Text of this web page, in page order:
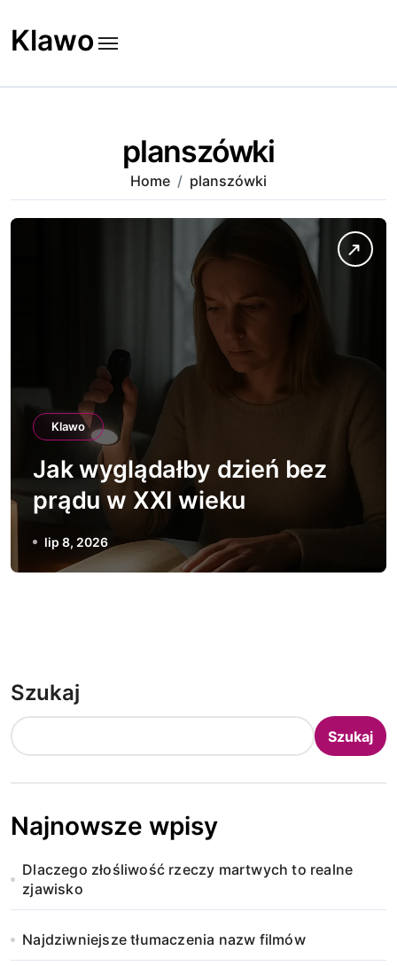
to
content
Klawo
planszówki
Home planszówki
Klawo
Jak wyglądałby dzień bez
prądu w XXI wieku
lip 8, 2026
Szukaj
Szukaj
Najnowsze wpisy
Dlaczego złośliwość rzeczy martwych to realne
zjawisko
Najdziwniejsze tłumaczenia nazw filmów